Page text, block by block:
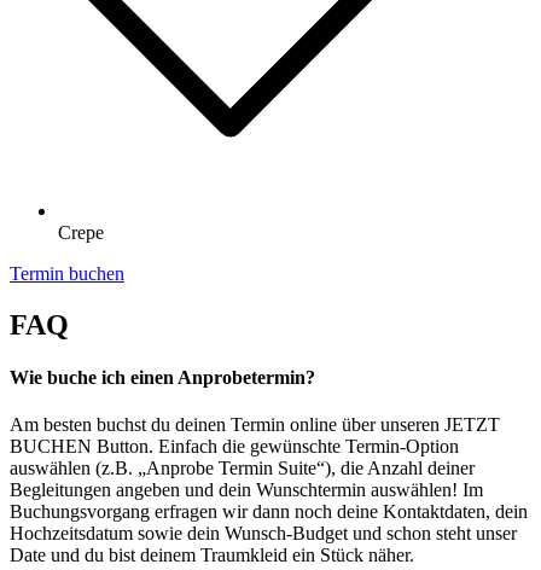
Crepe
Termin buchen
FAQ
Wie buche ich einen Anprobetermin?
Am besten buchst du deinen Termin online über unseren JETZT
BUCHEN Button. Einfach die gewünschte Termin-Option
auswählen (z.B. „Anprobe Termin Suite“), die Anzahl deiner
Begleitungen angeben und dein Wunschtermin auswählen! Im
Buchungsvorgang erfragen wir dann noch deine Kontaktdaten, dein
Hochzeitsdatum sowie dein Wunsch-Budget und schon steht unser
Date und du bist deinem Traumkleid ein Stück näher.